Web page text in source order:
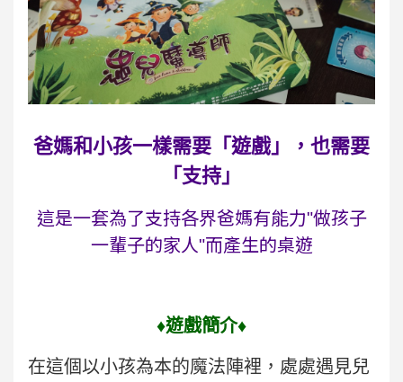
爸媽和小孩一樣需要「遊戲」，也需要
「支持」
這是一套為了支持各界爸媽有能力"做孩子
一輩子的家人"而產生的桌遊
♦遊戲簡介♦
在這個以小孩為本的魔法陣裡，處處遇見兒